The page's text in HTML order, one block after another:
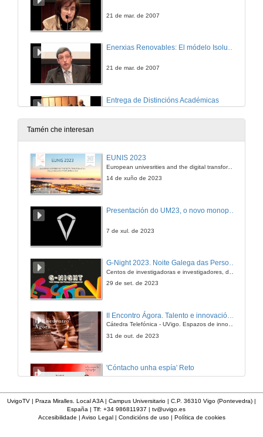
21 de mar. de 2007
Enerxias Renovables: El módelo Isolux Corsán
21 de mar. de 2007
Entrega de Distincións Académicas
Entrega de distincións académicas e entrega de diplomas ós alumnos do último curso de Enxeñaría Industrial no 2007
21 de mar. de 2007
Tamén che interesan
EUNIS 2023
European univesrities and the digital transformation: challenges and opportunities ahead
14 de xuño de 2023
7 de xul. de 2023
G-Night 2023. Noite Galega das Persoas Investigadoras. Conciencias creativas
29 de set. de 2023
Cátedra Telefónica - UVigo. Espazos de innovación
31 de out. de 2023
'Cóntacho unha espía' Reto
'Cóntacho unha espía' Criptografía
UvigoTV | Praza Miralles. Local A3A | Campus Universitario | C.P. 36310 Vigo (Pontevedra) |
España | Tlf: +34 986811937 | tv@uvigo.es
Accesibilidade | Aviso Legal| Condicións de uso| Política de cookies